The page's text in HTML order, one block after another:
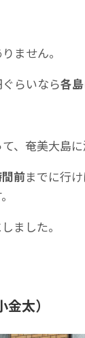
ません。
らいなら各
、奄美大島に
前までに行
ました。
太）